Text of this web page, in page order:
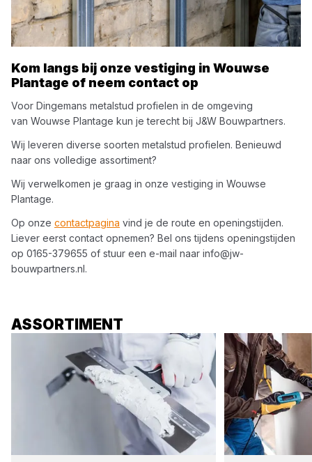
Kom langs bij onze vestiging in Wouwse
Plantage of neem contact op
Voor Dingemans metalstud profielen in de omgeving
van Wouwse Plantage kun je terecht bij J&W Bouwpartners.
Wij leveren diverse soorten metalstud profielen. Benieuwd
naar ons volledige assortiment?
Wij verwelkomen je graag in onze vestiging in Wouwse
Plantage.
Op onze contactpagina vind je de route en openingstijden.
Liever eerst contact opnemen? Bel ons tijdens openingstijden
op 0165-379655 of stuur een e-mail naar info@jw-
bouwpartners.nl.
ASSORTIMENT